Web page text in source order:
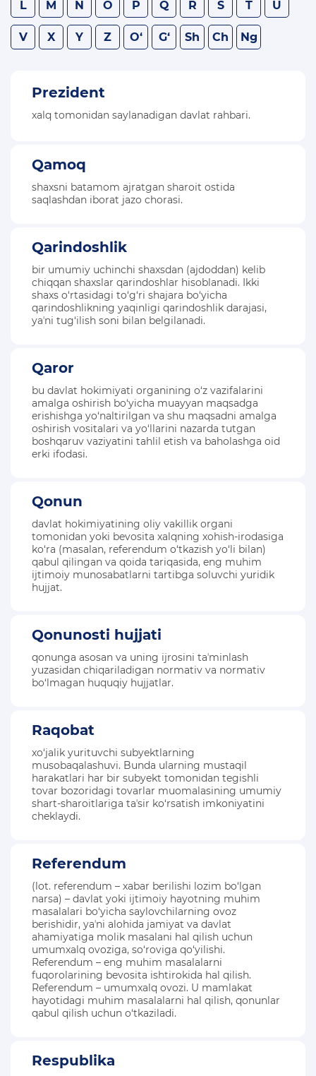
KONSTITUTSIYAVIY LUG’AT
KONSTITUTSIYANI O‘RGANAMIZ
L M N O P Q R S T U
V X Y Z O‘ G‘ Sh Ch Ng
Prezident
xalq tomonidan saylanadigan davlat rahbari.
Qamoq
shaxsni batamom ajratgan sharoit ostida
saqlashdan iborat jazo chorasi.
Qarindoshlik
bir umumiy uchinchi shaxsdan (ajdoddan) kelib
chiqqan shaxslar qarindoshlar hisoblanadi. Ikki
shaxs o‘rtasidagi to‘g‘ri shajara bo‘yicha
qarindoshlikning yaqinligi qarindoshlik darajasi,
yaʼni tug‘ilish soni bilan belgilanadi.
Qaror
bu davlat hokimiyati organining o‘z vazifalarini
amalga oshirish bo‘yicha muayyan maqsadga
erishishga yo‘naltirilgan va shu maqsadni amalga
oshirish vositalari va yo‘llarini nazarda tutgan
boshqaruv vaziyatini tahlil etish va baholashga oid
erki ifodasi.
Qonun
davlat hokimiyatining oliy vakillik organi
tomonidan yoki bevosita xalqning xohish-irodasiga
ko‘ra (masalan, referendum o‘tkazish yo‘li bilan)
qabul qilingan va qoida tariqasida, eng muhim
ijtimoiy munosabatlarni tartibga soluvchi yuridik
hujjat.
Qonunosti hujjati
qonunga asosan va uning ijrosini taʼminlash
yuzasidan chiqariladigan normativ va normativ
bo‘lmagan huquqiy hujjatlar.
Raqobat
xo‘jalik yurituvchi subyektlarning
musobaqalashuvi. Bunda ularning mustaqil
harakatlari har bir subyekt tomonidan tegishli
tovar bozoridagi tovarlar muomalasining umumiy
shart-sharoitlariga taʼsir ko‘rsatish imkoniyatini
cheklaydi.
Referendum
(lot. referendum – xabar berilishi lozim bo‘lgan
narsa) – davlat yoki ijtimoiy hayotning muhim
masalalari bo‘yicha saylovchilarning ovoz
berishidir, yaʼni alohida jamiyat va davlat
ahamiyatiga molik masalani hal qilish uchun
umumxalq ovoziga, so‘roviga qo‘yilishi.
Referendum – eng muhim masalalarni
fuqorolarining bevosita ishtirokida hal qilish.
Referendum – umumxalq ovozi. U mamlakat
hayotidagi muhim masalalarni hal qilish, qonunlar
qabul qilish uchun o‘tkaziladi.
Respublika